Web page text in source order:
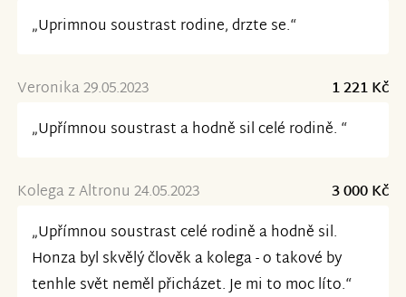
„Uprimnou soustrast rodine, drzte se.“
Veronika 29.05.2023
1 221 Kč
„Upřímnou soustrast a hodně sil celé rodině. “
Kolega z Altronu 24.05.2023
3 000 Kč
„Upřímnou soustrast celé rodině a hodně sil.
Honza byl skvělý člověk a kolega - o takové by
tenhle svět neměl přicházet. Je mi to moc líto.“